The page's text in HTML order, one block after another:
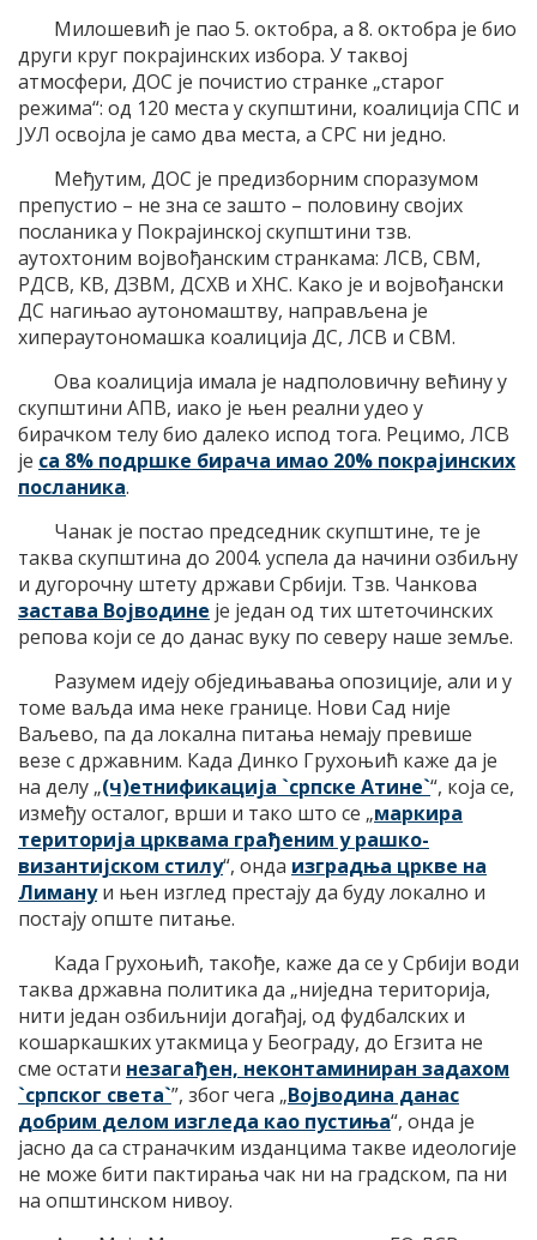
Милошевић је пао 5. октобра, а 8. октобра је био
други круг покрајинских избора. У таквој
атмосфери, ДОС је почистио странке „старог
режима“: од 120 места у скупштини, коалиција СПС и
ЈУЛ освојла је само два места, а СРС ни једно.
Међутим, ДОС је предизборним споразумом
препустио – не зна се зашто – половину својих
посланика у Покрајинској скупштини тзв.
аутохтоним војвођанским странкама: ЛСВ, СВМ,
РДСВ, КВ, ДЗВМ, ДСХВ и ХНС. Како је и војвођански
ДС нагињао аутономаштву, направљена је
хипераутономашка коалиција ДС, ЛСВ и СВМ.
Ова коалиција имала је надполовичну већину у
скупштини АПВ, иако је њен реални удео у
бирачком телу био далеко испод тога. Рецимо, ЛСВ
је са 8% подршке бирача имао 20% покрајинских
посланика.
Чанак је постао председник скупштине, те је
таква скупштина до 2004. успела да начини озбиљну
и дугорочну штету држави Србији. Тзв. Чанкова
застава Војводине је један од тих штеточинских
репова који се до данас вуку по северу наше земље.
Разумем идеју обједињавања опозиције, али и у
томе ваљда има неке границе. Нови Сад није
Ваљево, па да локална питања немају превише
везе с државним. Када Динко Грухоњић каже да је
на делу „(ч)етнификација `српске Атине`“, која се,
између осталог, врши и тако што се „маркира
територија црквама грађеним у рашко-
византијском стилу“, онда изградња цркве на
Лимануи њен изглед престају да буду локално и
постају опште питање.
Када Грухоњић, такође, каже да се у Србији води
таква државна политика да „ниједна територија,
нити један озбиљнији догађај, од фудбалских и
кошаркашких утакмица у Београду, до Егзита не
сме остати незагађен, неконтаминиран задахом
`српског света`”, због чега „Војводина данас
добрим делом изгледа као пустиња“, онда је
јасно да са страначким изданцима такве идеологије
не може бити пактирања чак ни на градском, па ни
на општинском нивоу.